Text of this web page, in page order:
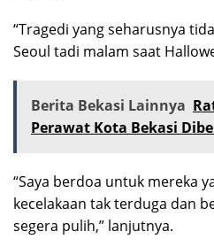
“Tragedi yang seharusnya
Seoul tadi malam saat
Berita Bekasi Lainnya
Perawat Kota Bekasi
“Saya berdoa untuk mereka
kecelakaan tak terduga dan
segera pulih,” lanjutnya.